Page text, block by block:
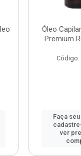
Óleo
Premium
Código:
Faça
ver